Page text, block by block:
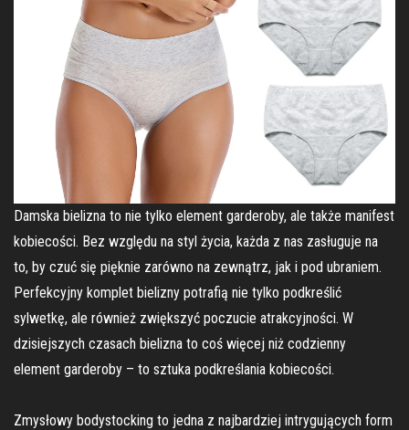
Damska bielizna to nie tylko element garderoby, ale także manifest
kobiecości. Bez względu na styl życia, każda z nas zasługuje na
to, by czuć się pięknie zarówno na zewnątrz, jak i pod ubraniem.
Perfekcyjny komplet bielizny potrafią nie tylko podkreślić
sylwetkę, ale również zwiększyć poczucie atrakcyjności. W
dzisiejszych czasach bielizna to coś więcej niż codzienny
element garderoby – to sztuka podkreślania kobiecości.
Zmysłowy bodystocking to jedna z najbardziej intrygujących form